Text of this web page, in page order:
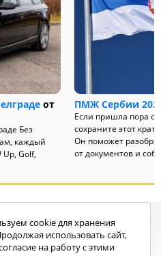
от
Без
каждый
Golf,
ПМЖ Сербии
Если пришла пора
сохраните этот
Он поможет
от документов и
Чат
объявления:
мебель, работа и
cookie для хранения
использовать сайт,
на работу с этими